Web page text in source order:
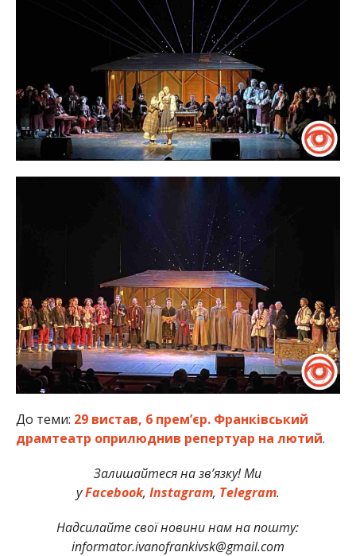
До теми: 29 вистав, 6 прем’єр. Франківський
драмтеатр оприлюднив репертуар на лютий.
Залишайтеся на зв’язку! Ми
уFacebook, Instagram, Telegram.
Надсилайте свої новини нам на пошту:
informator.ivanofrankivsk@gmail.com